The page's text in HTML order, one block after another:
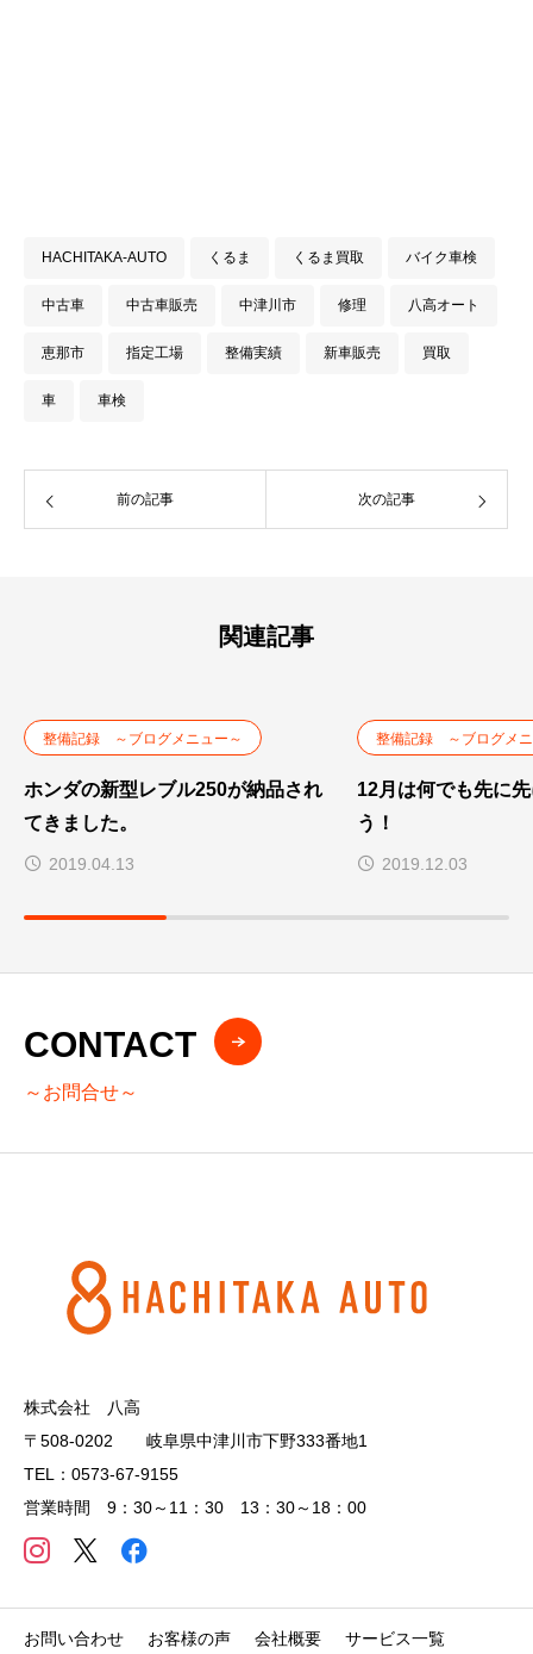
HACHITAKA-AUTO くるま くるま買取 バイク車検
中古車 中古車販売 中津川市 修理 八高オート
恵那市 指定工場 整備実績 新車販売 買取
車 車検
前の記事 次の記事
関連記事
整備記録 ～ブログメニュー～
ホンダの新型レブル250が納品され
てきました。
2019.04.13
整備記録 ～ブログメ
12月は何でも先に
う！
2019.12.03
CONTACT
～お問合せ～
株式会社 八高
〒508-0202 岐阜県中津川市下野333番地1
TEL：0573-67-9155
営業時間 9：30～11：30 13：30～18：00
お問い合わせ お客様の声 会社概要 サービス一覧